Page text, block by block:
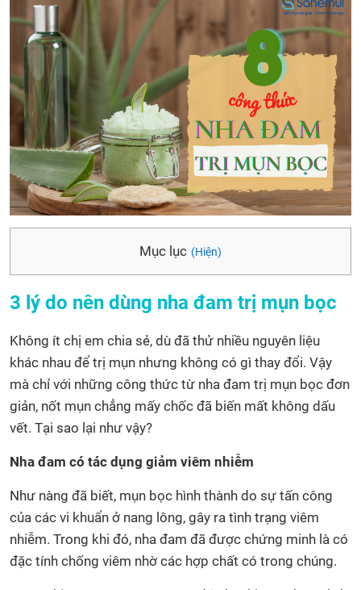
Mục lục (Hiện)
3 lý do nên dùng nha đam trị mụn bọc
Không ít chị em chia sẻ, dù đã thử nhiều nguyên liệu
khác nhau để trị mụn nhưng không có gì thay đổi. Vậy
mà chỉ với những công thức từ nha đam trị mụn bọc đơn
giản, nốt mụn chẳng mấy chốc đã biến mất không dấu
vết. Tại sao lại như vậy?
Nha đam có tác dụng giảm viêm nhiễm
Như nàng đã biết, mụn bọc hình thành do sự tấn công
của các vi khuẩn ở nang lông, gây ra tình trạng viêm
nhiễm. Trong khi đó, nha đam đã được chứng minh là có
đặc tính chống viêm nhờ các hợp chất có trong chúng.